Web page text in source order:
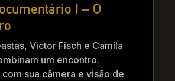
I – O
Victor Fisch e Camila
um encontro.
com sua câmera e visão de